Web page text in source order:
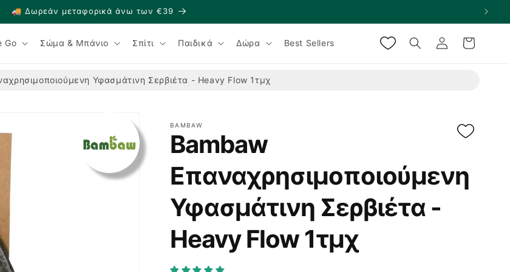
🚚 Δωρεάν μεταφορικά άνω των €39
Go Σώμα & Μπάνιο Σπίτι Παιδικά Δώρα Best Sellers Σύνδεση Καλάθι
Υφασμάτινη Σερβιέτα - Heavy Flow 1τμχ
BAMBAW
Bambaw
Επαναχρησιμοποιούμενη
Υφασμάτινη Σερβιέτα -
Heavy Flow 1τμχ